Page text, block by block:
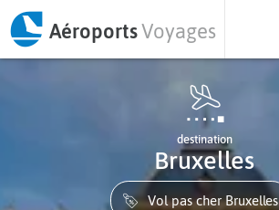
AéroportsVoyages
destination
Bruxelles
Vol pas cher Bruxelles